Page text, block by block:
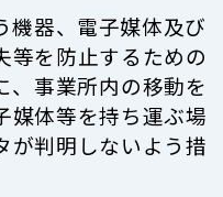
機器、電子媒体及び
等を防止するための
、事業所内の移動を
媒体等を持ち運ぶ場
が判明しないよう措